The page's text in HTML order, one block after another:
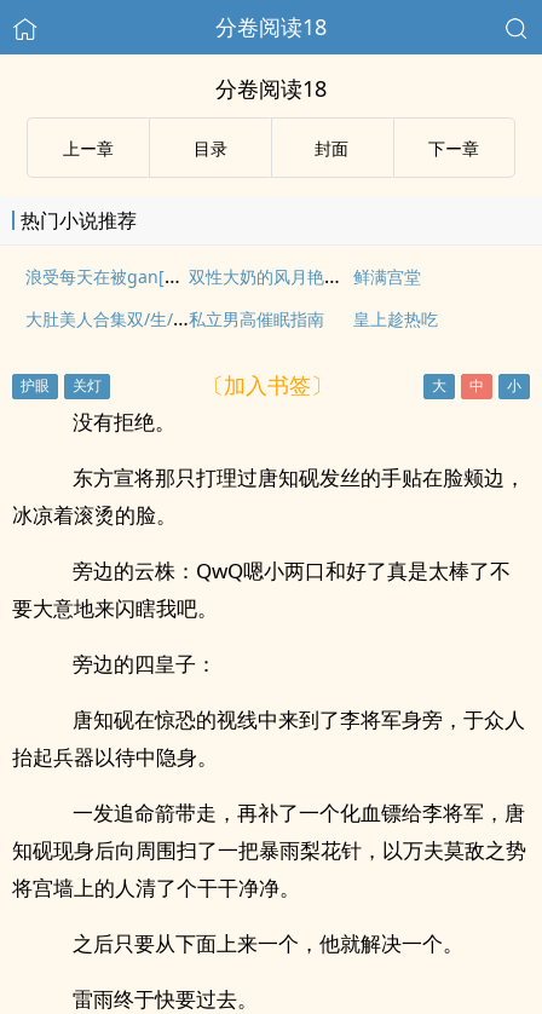
分卷阅读18
分卷阅读18
上ー章 目录 封面 下ー章
热门小说推荐
浪受每天在被gan[双xing] 双性大奶的风月艳事(H) 鲜满宫堂
大肚美人合集双/生/产私立男高催眠指南 皇上趁热吃
〔加入书签〕
没有拒绝。
东方宣将那只打理过唐知砚发丝的手贴在脸颊边，
冰凉着滚烫的脸。
旁边的云株：QwQ嗯小两口和好了真是太棒了不
要大意地来闪瞎我吧。
旁边的四皇子：
唐知砚在惊恐的视线中来到了李将军身旁，于众人
抬起兵器以待中隐身。
一发追命箭带走，再补了一个化血镖给李将军，唐
知砚现身后向周围扫了一把暴雨梨花针，以万夫莫敌之势
将宫墙上的人清了个干干净净。
之后只要从下面上来一个，他就解决一个。
雷雨终于快要过去。